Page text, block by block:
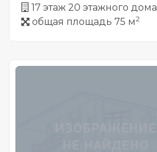
17 этаж 20 этажного дома
общая площадь 75 м2